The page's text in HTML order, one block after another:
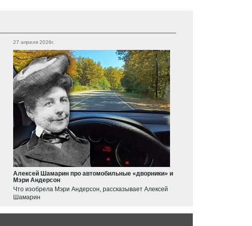
27 апреля 2026г.
Алексей Шамарин про автомобильные «дворники» и
Мэри Андерсон
Что изобрела Мэри Андерсон, рассказывает Алексей
Шамарин